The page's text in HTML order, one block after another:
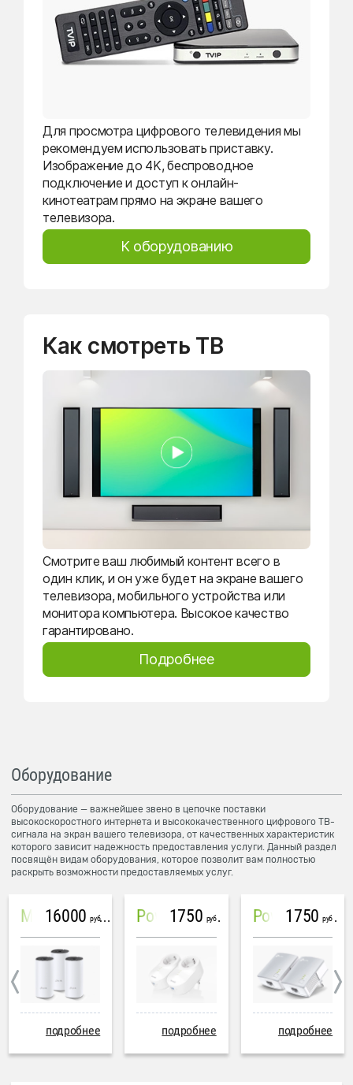
Для просмотра цифрового телевидения мы
рекомендуем использовать приставку.
Изображение до 4K, беспроводное
подключение и доступ к онлайн-
кинотеатрам прямо на экране вашего
телевизора.
К оборудованию
Как смотреть ТВ
Смотрите ваш любимый контент всего в
один клик, и он уже будет на экране вашего
телевизора, мобильного устройства или
монитора компьютера. Высокое качество
гарантировано.
Подробнее
Оборудование
Оборудование — важнейшее звено в цепочке поставки
высокоскоростного интернета и высококачественного цифрового ТВ-
сигнала на экран вашего телевизора, от качественных характеристик
которого зависит надежность предоставления услуги. Данный раздел
посвящён видам оборудования, которое позволит вам полностью
раскрыть возможности предоставляемых услуг.
Mesh система TP-Link Deco M4 (3 устройства)
16000 руб
подробнее
PowerLine Tenda PH6
1750 руб
подробнее
PowerLine TP-Link AV600
1750 руб
подробнее